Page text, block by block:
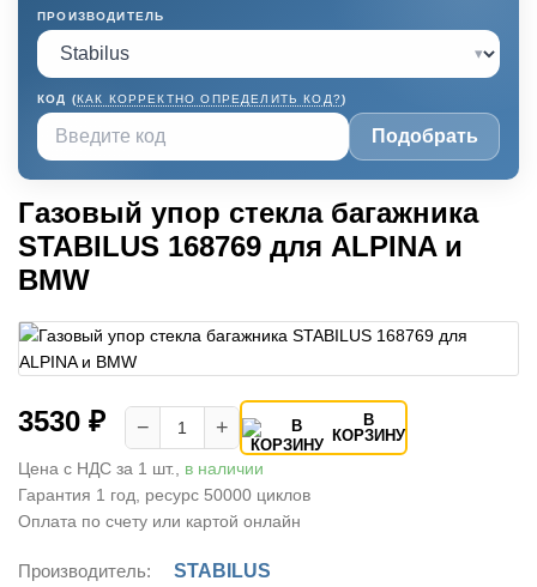
ПРОИЗВОДИТЕЛЬ
▾
КОД (КАК КОРРЕКТНО ОПРЕДЕЛИТЬ КОД?)
Подобрать
Газовый упор стекла багажника
STABILUS 168769 для ALPINA и
BMW
3530 ₽ − +
В
КОРЗИНУ
Цена с НДС за 1 шт., в наличии
Гарантия 1 год, ресурс 50000 циклов
Оплата по счету или картой онлайн
Производитель: STABILUS